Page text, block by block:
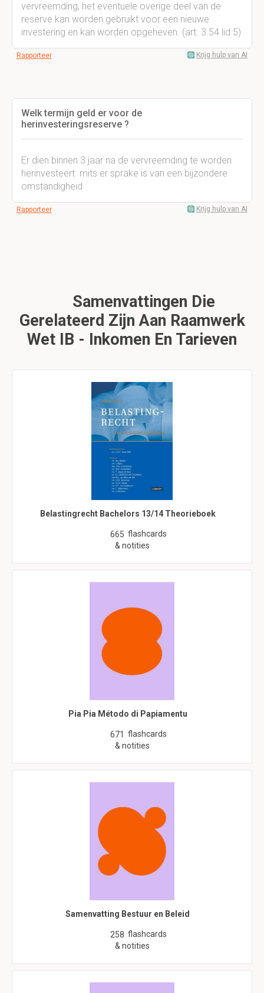
vervreemding, het eventuele overige deel van de
reserve kan worden gebruikt voor een nieuwe
investering en kan worden opgeheven. (art. 3.54 lid 5)
Rapporteer Krijg hulp van AI
Welk termijn geld er voor de
herinvesteringsreserve ?
Er dien binnen 3 jaar na de vervreemding te worden
herinvesteert mits er sprake is van een bijzondere
omstandigheid
Rapporteer Krijg hulp van AI
Samenvattingen Die
Gerelateerd Zijn Aan Raamwerk
Wet IB - Inkomen En Tarieven
Belastingrecht Bachelors 13/14 Theorieboek
665 flashcards
& notities
Pia Pia Método di Papiamentu
671 flashcards
& notities
Samenvatting Bestuur en Beleid
258 flashcards
& notities